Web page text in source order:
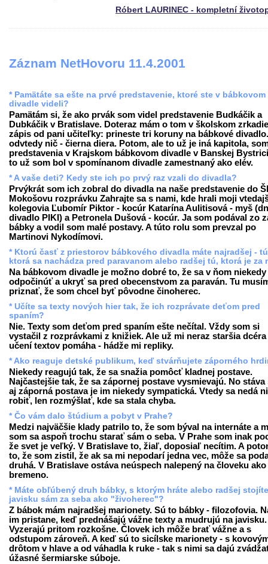
Róbert LAURINEC - kompletní
Záznam NetHovoru 11.4.2001
* Pamätáte sa ešte na prvé predstavenie, ktoré ste v bábkovom
divadle videli?
Pamätám si, že ako prvák som videl predstavenie Budkáčik a
Dubkáčik v Bratislave. Doteraz mám o tom v školskom
zápis od pani učiteľky: prineste tri koruny na bábkové
odvtedy nič - čierna diera. Potom, ale to už je iná kapitola,
predstavenia v Krajskom bábkovom divadle v Banskej
to už som bol v spomínanom divadle zamestnaný ako elév.
* A vaše deti? Kedy ste ich po prvý raz vzali do divadla?
Prvýkrát som ich zobral do divadla na naše predstavenie do
Mokošovu rozprávku Zahrajte sa s nami, kde hrali moji
kolegovia Ľubomír Piktor - kocúr Katarína Aulitisová - myš
divadlo PIKI) a Petronela Dušová - kocúr. Ja som podával zo
bábky a vodil som malé postavy. A túto rolu som prevzal po
Martinovi Nykodímovi.
* Ktorú časť z priestorov bábkového divadla máte najradšej -
ktorá sa nachádza pred paravanom alebo radšej tú, ktorá je za
Na bábkovom divadle je možno dobré to, že sa v ňom niekedy
odpočinúť a ukryť sa pred obecenstvom za paraván. Tu
priznať, že som chcel byť pôvodne činoherec.
* Učíte sa texty nových hier tak, že ich rozprávate deťom pred
spaním?
Nie. Texty som deťom pred spaním ešte nečítal. Vždy som si
vystačil z rozprávkami z knižiek. Ale už mi neraz staršia
učení textov pomáha - hádže mi repliky.
* Ako reaguje detské publikum, keď stvárňujete záporného
Niekedy reagujú tak, že sa snažia pomôcť kladnej postave.
Najčastejšie tak, že sa zápornej postave vysmievajú. No stáva
aj záporná postava je im niekedy sympatická. Vtedy sa nedá
robiť, len rozmýšlať, kde sa stala chyba.
* Čo vám dalo štúdium a pobyt v Prahe?
Medzi najväčšie klady patrilo to, že som býval na internáte a
som sa aspoň trochu starať sám o seba. V Prahe som inak
že svet je veľký. V Bratislave to, žiaľ, doposiaľ necítim. A
to, že som zistil, že ak sa mi nepodarí jedna vec, môže sa
druhá. V Bratislave ostáva neúspech nalepený na človeku ako
bremeno.
* Máte obľúbený druh bábky, s ktorým hráte alebo radšej
javisku sám za seba ako "živoherec"?
Z bábok mám najradšej marionety. Sú to bábky - filozofovia.
im pristane, keď prednášajú vážne texty a mudrujú na javisku.
Vyzerajú pritom rozkošne. Človek ich môže brať vážne a s
odstupom zároveň. A keď sú to sicílske marionety - s
drôtom v hlave a od váhadla k ruke - tak s nimi sa dajú
úžasné šermiarske súboje.